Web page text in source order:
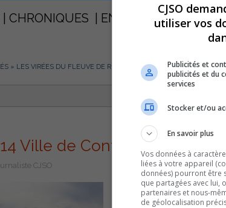
CHRONIQUES ENTREVUES
» LES VIRÉES DU FLEUVE DE RETOUR DU 12 AU 21 AOÛT
Ville de Contrecoeur (22)
CJSO
CJSO
utiliser vos
Publicités et
publicités et du
services
Stocker et/ou
En savoir plus
Vos données à
liées à votre appareil
données) pourront être
que partagées avec lui,
partenaires et nous-
de géolocalisation